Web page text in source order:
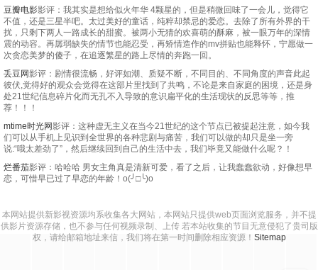
豆瓣电影影评：我其实是想给似火年华 4颗星的，但是稍微回味了一会儿，觉得它
不值，还是三星半吧。太过美好的童话，纯粹却禁忌的爱恋。去除了所有外界的干
扰，只剩下两人一路成长的甜蜜。被两小无猜的欢喜萌的酥麻，被一眼万年的深情
震的动容。再孱弱缺失的情节也能忍受，再矫情造作的mv拼贴也能释怀，宁愿做一
次贪恋美梦的傻子，在追逐繁星的路上尽情的奔跑一回。
丢豆网影评：剧情很流畅，好评如潮、质疑不断，不同目的、不同角度的声音此起
彼伏,觉得好的观众会觉得在这部片里找到了共鸣，不论是来自家庭的困境，还是身
处21世纪信息碎片化而无孔不入导致的意识扁平化的生活现状的反思等等，推
荐！！！
mtime时光网影评：这种虚无主义在当今21世纪的这个节点已被提起注意，如今我
们可以从手机上见识到全世界的各种悲剧与痛苦，我们可以做的却只是坐一旁
说:“哦太差劲了”，然后继续回到自己的生活中去，我们毕竟又能做什么呢？！
烂番茄影评：哈哈哈 男女主角真是清新可爱，看了之后，让我蠢蠢欲动，好像想早
恋，可惜早已过了早恋的年龄！o(╯□╰)o
本网站提供新影视资源均系收集各大网站，本网站只提供web页面浏览服务，并不提
供影片资源存储，也不参与任何视频录制、上传 若本站收集的节目无意侵犯了贵司版
权，请给邮箱地址来信，我们将在第一时间删除相应资源！ Sitemap